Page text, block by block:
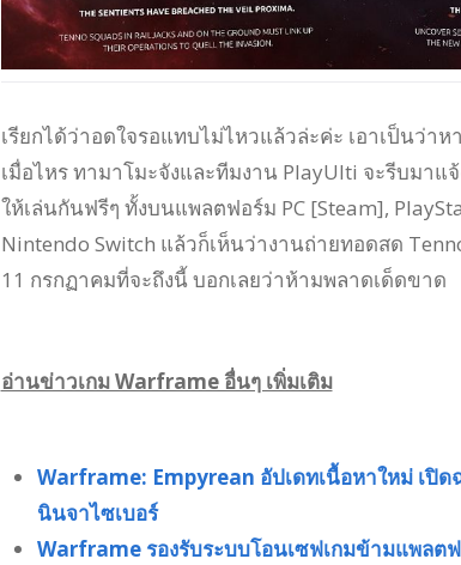
เรียกได้ว่าอดใจรอแทบไม่ไหวแล้วล่ะค่ะ เอาเป็นว่า
เมื่อไหร ทามาโมะจังและทีมงาน PlayUlti จะรีบมาแ
ให้เล่นกันฟรีๆ ทั้งบนแพลตฟอร์ม PC [Steam],
Nintendo Switch แล้วก็เห็นว่างานถ่ายทอดสด
11 กรกฏาคมที่จะถึงนี้ บอกเลยว่าห้ามพลาดเด็ดขาด
อ่านข่าวเกม Warframe อื่นๆ เพิ่มเติม
Warframe: Empyrean อัปเดทเนื้อหาใหม่ เปิ
นินจาไซเบอร์
Warframe รองรับระบบโอนเซฟเกมข้ามแพลต